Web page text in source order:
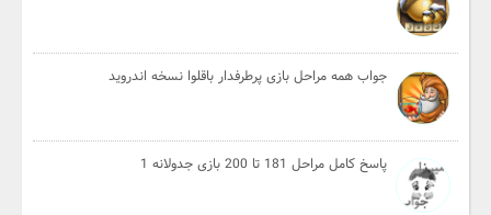
جواب همه مراحل بازی پرطرفدار باقلوا نسخه اندروید
پاسخ کامل مراحل 181 تا 200 بازی جدولانه 1